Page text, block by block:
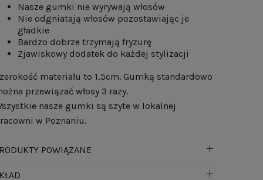
Nasze gumki nie wyrywają włosów
Nie odgniatają włosów pozostawiając je
gładkie
Bardzo dobrze trzymają fryzurę
Zjawiskowy dodatek do każdej stylizacji
materiału to 1,5cm. Gumką standardowo
przewiązać włosy 3 razy.
nasze gumki są szyte w lokalnej
w Poznaniu.
POWIĄZANE